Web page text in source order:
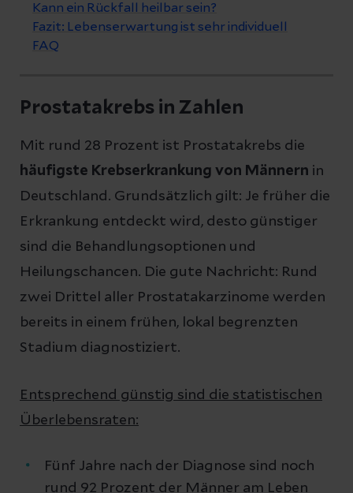
Kann ein Rückfall heilbar sein?
Fazit: Lebenserwartung ist sehr individuell
FAQ
Prostatakrebs in Zahlen
Mit rund 28 Prozent ist Prostatakrebs die
häufigste Krebserkrankung von Männern in
Deutschland. Grundsätzlich gilt: Je früher die
Erkrankung entdeckt wird, desto günstiger
sind die Behandlungsoptionen und
Heilungschancen. Die gute Nachricht: Rund
zwei Drittel aller Prostatakarzinome werden
bereits in einem frühen, lokal begrenzten
Stadium diagnostiziert.
Entsprechend günstig sind die statistischen
Überlebensraten:
Fünf Jahre nach der Diagnose sind noch
rund 92 Prozent der Männer am Leben